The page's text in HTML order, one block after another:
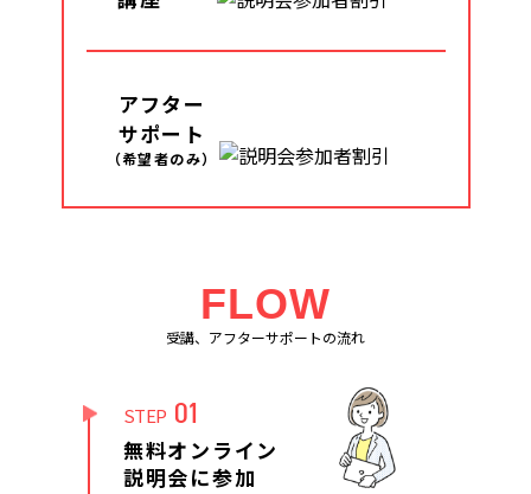
アフター
サポート
（希望者のみ）
FLOW
受講、アフターサポートの流れ
STEP 01
無料オンライン
説明会に参加